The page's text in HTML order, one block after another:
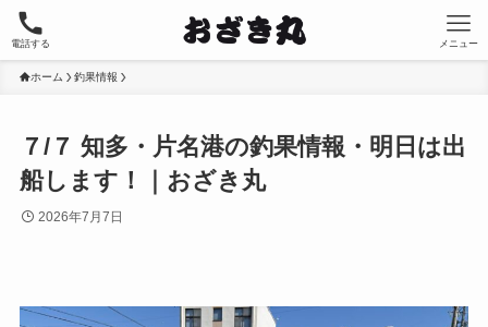
電話する メニュー
ホーム 釣果情報
７/７ 知多・片名港の釣果情報・明日は出
船します！｜おざき丸
2026年7月7日